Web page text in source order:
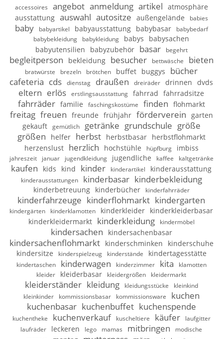
accessoires angebot anmeldung artikel atmosphäre
ausstattung auswahl autositze außengelände babies
baby babyartikel babyausstattung babybasar
babybedarf
babybekleidung
babykleidung babys
babysachen
babyutensilien
babyzubehör basar begehrt
begleitperson bekleidung besucher bettwäsche bieten
bratwürste brezeln brötchen buffet buggys
bücher
cafeteria cds dienstag draußen dreiräder drinnen dvds
eltern erlös erstlingsausstattung fahrrad fahrradsitze
fahrräder familie faschingskostüme finden flohmarkt
freitag freuen freunde frühjahr förderverein garten
gekauft
gemütlich getränke grundschule größe
größen
helfer herbst herbstbasar herbstflohmarkt
herzenslust herzlich hochstühle hüpfburg imbiss
jahreszeit januar jugendkleidung jugendliche kaffee kaltgetränke
kaufen kids kind kinder kinderartikel kinderausstattung
kinderausstattungen kinderbasar kinderbekleidung
kinderbetreuung kinderbücher kinderfahrräder
kinderfahrzeuge kinderflohmarkt kindergarten
kindergärten kinderklamotten kinderkleider kinderkleiderbasar
kinderkleidermarkt kinderkleidung kindermöbel
kindersachen kindersachenbasar
kindersachenflohmarkt kinderschminken
kinderschuhe
kindersitze
kinderspielzeug kinderstände kindertagesstätte
kindertaschen kinderwagen kinderzimmer kita
klamotten
kleider
kleiderbasar kleidergrößen kleidermarkt
kleiderständer kleidung kleidungsstücke
kleinkind
kleinkinder
kommissionsbasar kommissionsware
kuchen
kuchenbasar kuchenbuffet kuchenspende
kuchentheke kuchenverkauf kuscheltiere käufer
laufgitter
laufräder
leckeren lego mamas mitbringen
modische